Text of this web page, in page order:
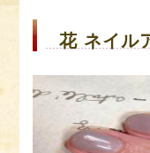
花 ネイ